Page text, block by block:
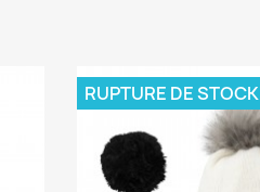
RUPTURE DE STOCK